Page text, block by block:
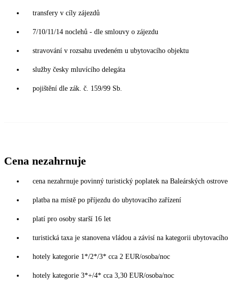
transfery v cíly zájezdů
7/10/11/14 noclehů - dle smlouvy o zájezdu
stravování v rozsahu uvedeném u ubytovacího objektu
služby česky mluvícího delegáta
pojištění dle zák. č. 159/99 Sb.
Cena nezahrnuje
cena nezahrnuje povinný turistický poplatek na Baleárských
platba na místě po příjezdu do ubytovacího zařízení
platí pro osoby starší 16 let
turistická taxa je stanovena vládou a závisí na kategorii
hotely kategorie 1*/2*/3* cca 2 EUR/osoba/noc
hotely kategorie 3*+/4* cca 3,30 EUR/osoba/noc